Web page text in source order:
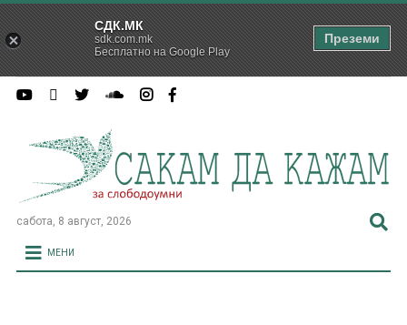
сабота, 8 август, 2026
МЕНИ
СДК.МК
sdk.com.mk
Бесплатно на Google Play
Преземи